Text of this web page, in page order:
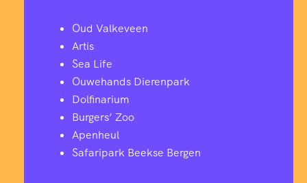
Oud Valkeveen
Artis
Sea Life
Ouwehands Dierenpark
Dolfinarium
Burgers’ Zoo
Apenheul
Safaripark Beekse Bergen